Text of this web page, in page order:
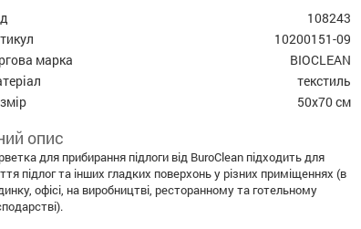
108243
10200151-09
марка
BIOCLEAN
текстиль
50х70 см
опис
для прибирання підлоги від BuroClean підходить для
підлог та інших гладких поверхонь у різних приміщеннях (в
офісі, на виробництві, ресторанному та готельному